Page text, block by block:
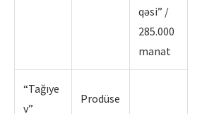
qəsi” /
285.000
manat
“Tağıye
v”
Prodüse